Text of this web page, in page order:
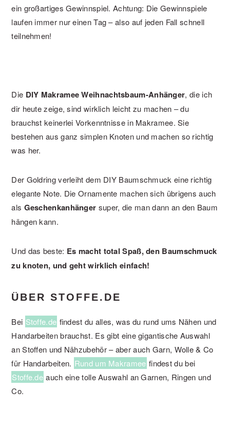
ein großartiges Gewinnspiel. Achtung: Die Gewinnspiele
laufen immer nur einen Tag – also auf jeden Fall schnell
teilnehmen!
Die DIY Makramee Weihnachtsbaum-Anhänger, die ich
dir heute zeige, sind wirklich leicht zu machen – du
brauchst keinerlei Vorkenntnisse in Makramee. Sie
bestehen aus ganz simplen Knoten und machen so richtig
was her.
Der Goldring verleiht dem DIY Baumschmuck eine richtig
elegante Note. Die Ornamente machen sich übrigens auch
als Geschenkanhänger super, die man dann an den Baum
hängen kann.
Und das beste: Es macht total Spaß, den Baumschmuck
zu knoten, und geht wirklich einfach!
ÜBER STOFFE.DE
Bei Stoffe.de findest du alles, was du rund ums Nähen und
Handarbeiten brauchst. Es gibt eine gigantische Auswahl
an Stoffen und Nähzubehör – aber auch Garn, Wolle & Co
für Handarbeiten. Rund um Makramee findest du bei
Stoffe.de auch eine tolle Auswahl an Garnen, Ringen und
Co.